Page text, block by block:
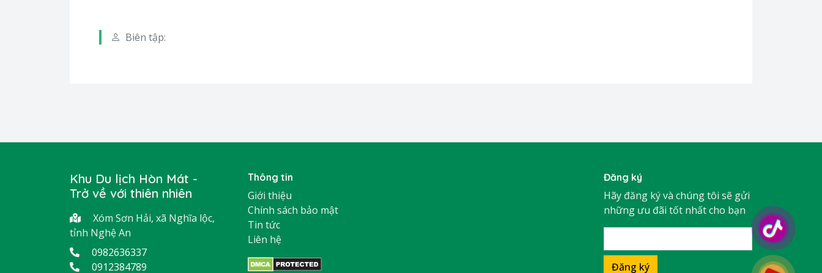
Biên tập:
Khu Du lịch Hòn Mát -
Trở về với thiên nhiên
Xóm Sơn Hải, xã Nghĩa lộc,
tỉnh Nghệ An
0982636337
0912384789
Thông tin
Giới thiệu
Chính sách bảo mật
Tin tức
Liên hệ
Đăng ký
Hãy đăng ký và chúng tôi sẽ gửi
những ưu đãi tốt nhất cho bạn